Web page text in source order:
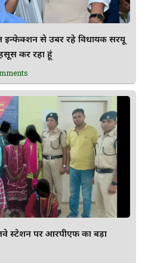
इन्फेक्शन से उबर रहे विधायक सरयू
कर रहा हूं
स्टेशन पर आरपीएफ का बड़ा